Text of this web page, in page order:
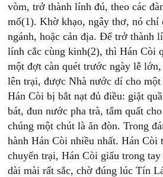
vòm, trở thành lính đú, theo các
mổ(1). Khờ khạo, ngây thơ, nó chỉ
ngánh, hoặc cản địa. Ðể trở thành
lính cắc cùng kinh(2), thì Hán Còi
một đợt càn quét trước ngày lễ
lên trại, được Nhà nước dí cho
Hán Còi bị bắt nạt đủ điều: giặt
bát, đun nước pha trà, tẩm quất
chúng một chút là ăn đòn. Trong
hành Hán Còi nhiều nhất. Hán Còi
chuyển trại, Hán Còi giấu trong
dài mài rất sắc, chờ đúng lúc Tín